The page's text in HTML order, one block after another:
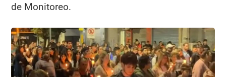
de Monitoreo.